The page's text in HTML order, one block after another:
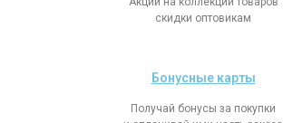
скидки оптовикам
Бонусные карты
Получай бонусы за покупки